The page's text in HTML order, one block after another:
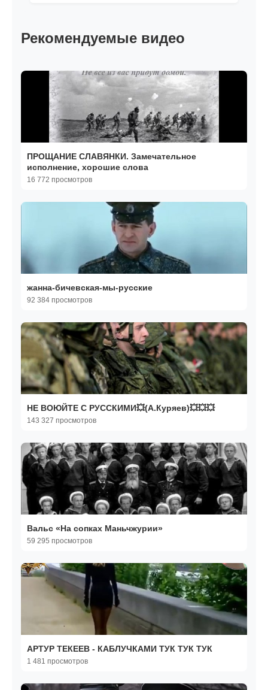
Рекомендуемые видео
ПРОЩАНИЕ СЛАВЯНКИ. Замечательное
исполнение, хорошие слова
16 772 просмотров
жанна-бичевская-мы-русские
92 384 просмотров
НЕ ВОЮЙТЕ С РУССКИМИ💥(А.Куряев)💥💥💥
143 327 просмотров
Вальс «На сопках Маньчжурии»
59 295 просмотров
АРТУР ТЕКЕЕВ - КАБЛУЧКАМИ ТУК ТУК ТУК
1 481 просмотров